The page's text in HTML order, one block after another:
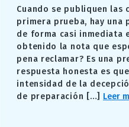
Cuando se publiquen las
primera prueba, hay una
de forma casi inmediata
obtenido la nota que
pena reclamar? Es una
respuesta honesta es
intensidad de la
de preparación […] Leer